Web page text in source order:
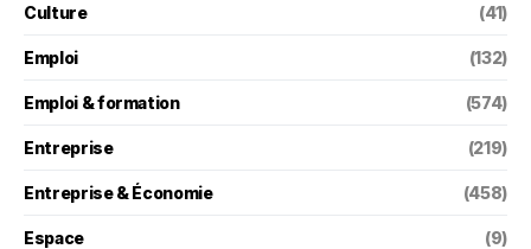
Culture (41)
Emploi (132)
Emploi & formation (574)
Entreprise (219)
Entreprise & Économie (458)
Espace (9)